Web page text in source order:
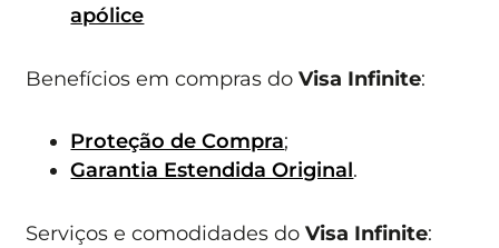
apólice
Benefícios em compras doVisa Infinite:
Proteção de Compra;
Garantia Estendida Original.
Serviços e comodidades doVisa Infinite: